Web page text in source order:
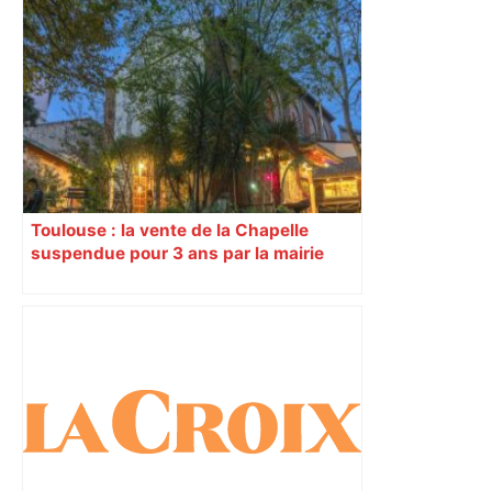
Toulouse : la vente de la Chapelle
suspendue pour 3 ans par la mairie